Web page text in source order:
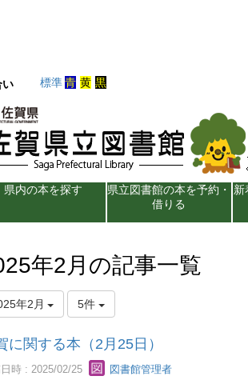
い 標準青 黄 黒
県内の本を探す
県立図書館の本を予約・
借りる
新
年2月の記事一覧
年2月 5件
に関する本（2月25日）
時 : 2025/02/25 図書館管理者